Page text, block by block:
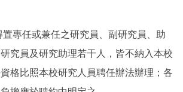
專任或兼任之研究員、副研究員、助
究員及研究助理若干人，皆不納入本校
格比照本校研究人員聘任辦法辦理；各